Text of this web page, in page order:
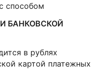
способом
БАНКОВСКОЙ
в рублях
картой платежных